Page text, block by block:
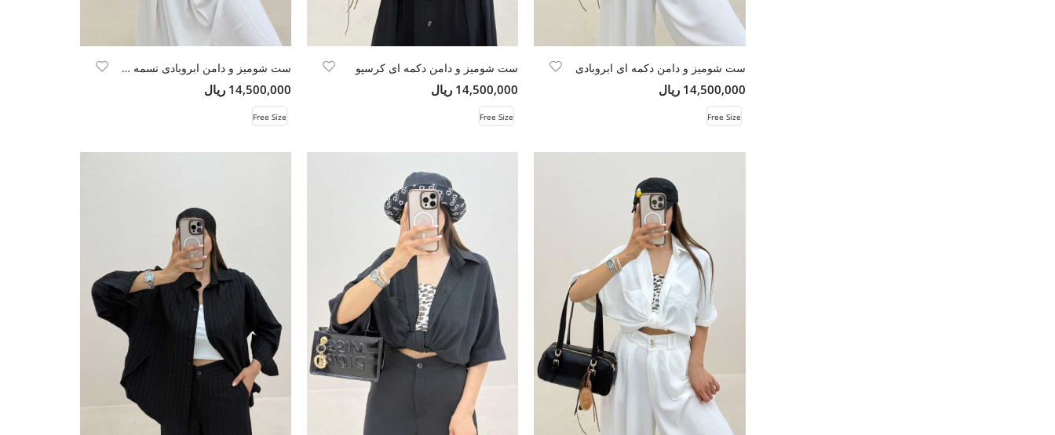
ست شومیز و دامن دکمه ای ابروبادی
14,500,000 ریال
Free Size
ست شومیز و دامن دکمه ای کرسپو
14,500,000 ریال
Free Size
ست شومیز و دامن ابروبادی تسمه ای
14,500,000 ریال
Free Size